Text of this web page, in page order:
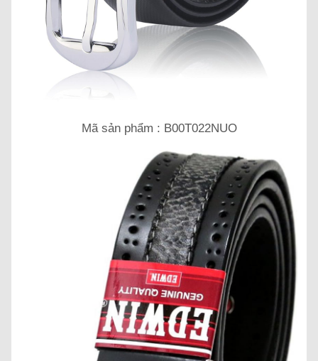
Mã sản phẩm : B00T022NUO